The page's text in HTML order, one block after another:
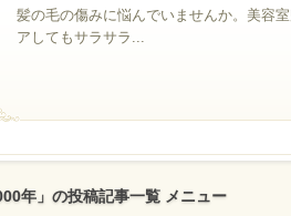
髪の毛の傷みに悩んでいませんか。美容
アしてもサラサラ...
年」の投稿記事一覧 メニュー